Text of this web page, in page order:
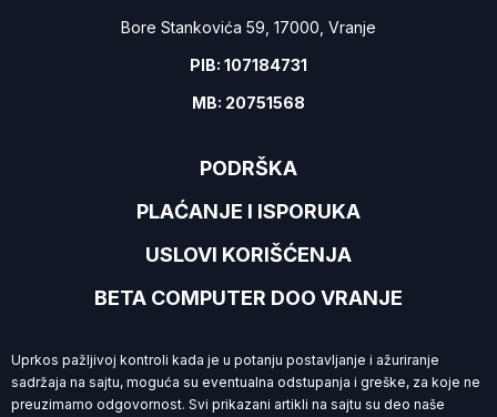
PODRŠKA
PLAĆANJE I ISPORUKA
USLOVI KORIŠĆENJA
BETA COMPUTER DOO VRANJE
Bore Stankovića 59, 17000, Vranje
PIB: 107184731
MB: 20751568
Uprkos pažljivoj kontroli kada je u potanju postavljanje i ažuriranje
sadržaja na sajtu, moguća su eventualna odstupanja i greške, za koje ne
preuzimamo odgovornost. Svi prikazani artikli na sajtu su deo naše